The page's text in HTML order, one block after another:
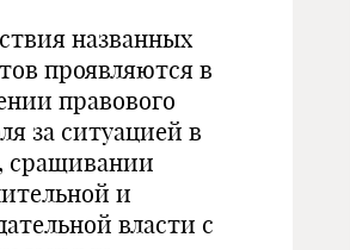
названных
проявляются в
правового
за ситуацией в
сращивании
и
власти с